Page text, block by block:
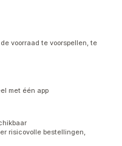
voorraad te voorspellen, te
met één app
risicovolle bestellingen,